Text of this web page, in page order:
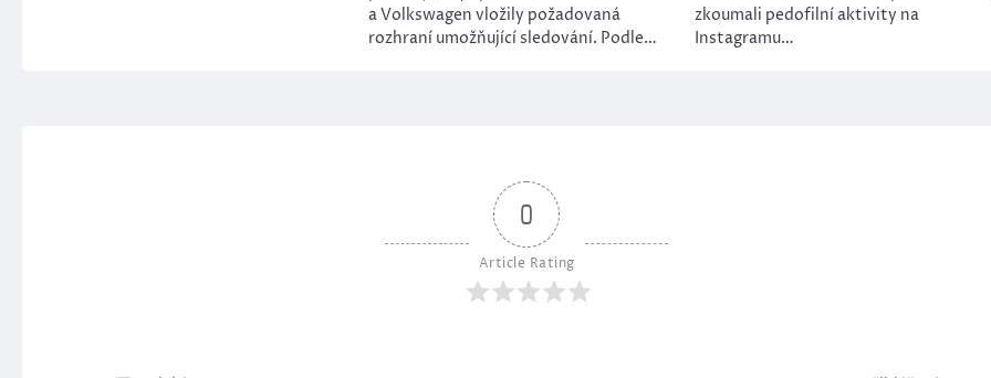
a Volkswagen vložily požadovaná
rozhraní umožňující sledování. Podle…
zkoumali pedofilní aktivity na
Instagramu…
0
Article Rating